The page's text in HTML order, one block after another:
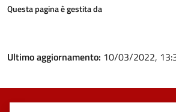
Questa pagina è gestita da
Ultimo aggiornamento: 10/03/2022,